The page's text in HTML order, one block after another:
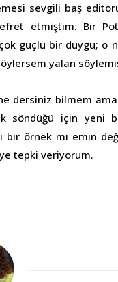
sevgili baş
etmiştim. Bir
güçlü bir duygu; o
yalan
dersiniz bilmem ama
söndüğü için yeni
bir örnek mi emin
tepki veriyorum.